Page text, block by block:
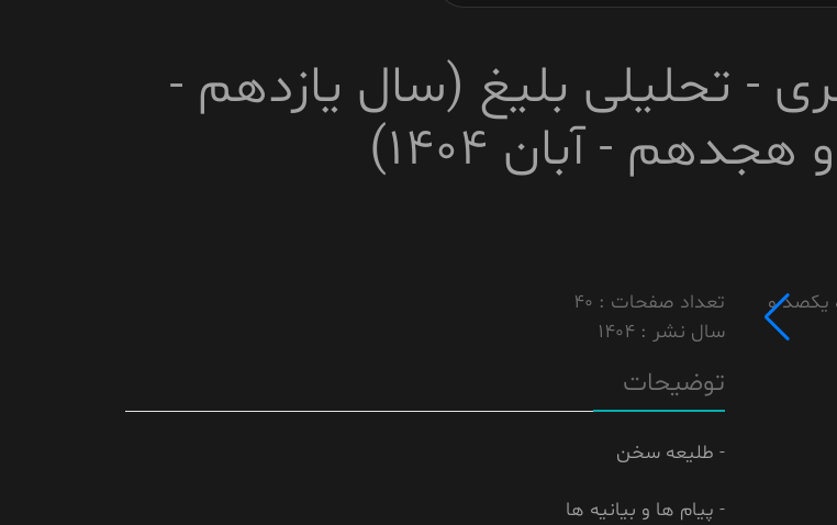
- تحلیلی بلیغ (سال یازدهم -
- آبان 1404)
تعداد صفحات : 40
سال نشر : 1404
توضیحات
- طلیعه سخن
- پیام ها و بیانیه ها